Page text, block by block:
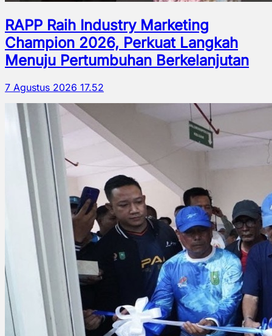
RAPP Raih Industry Marketing
Champion 2026, Perkuat Langkah
Menuju Pertumbuhan Berkelanjutan
7 Agustus 2026 17.52